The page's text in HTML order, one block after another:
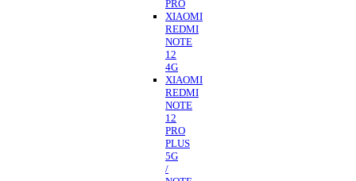
PRO
XIAOMI
REDMI
NOTE
12
4G
XIAOMI
REDMI
NOTE
12
PRO
PLUS
5G
/